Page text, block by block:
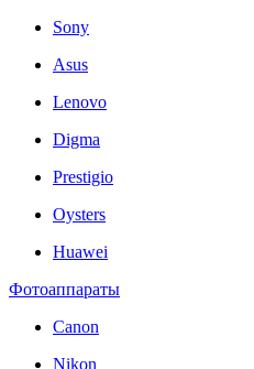
Sony
Asus
Lenovo
Digma
Prestigio
Oysters
Huawei
Фотоаппараты
Canon
Nikon